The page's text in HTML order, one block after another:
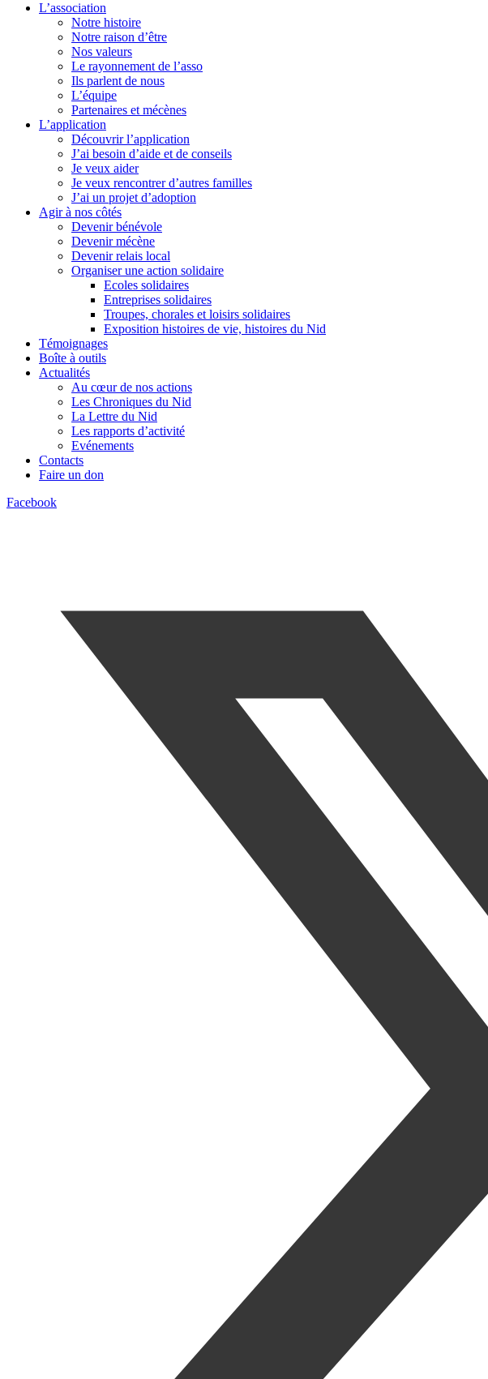
L’association
Notre histoire
Notre raison d’être
Nos valeurs
Le rayonnement de l’asso
Ils parlent de nous
L’équipe
Partenaires et mécènes
L’application
Découvrir l’application
J’ai besoin d’aide et de conseils
Je veux aider
Je veux rencontrer d’autres familles
J’ai un projet d’adoption
Agir à nos côtés
Devenir bénévole
Devenir mécène
Devenir relais local
Organiser une action solidaire
Ecoles solidaires
Entreprises solidaires
Troupes, chorales et loisirs solidaires
Exposition histoires de vie, histoires du Nid
Témoignages
Boîte à outils
Actualités
Au cœur de nos actions
Les Chroniques du Nid
La Lettre du Nid
Les rapports d’activité
Evénements
Contacts
Faire un don
Facebook